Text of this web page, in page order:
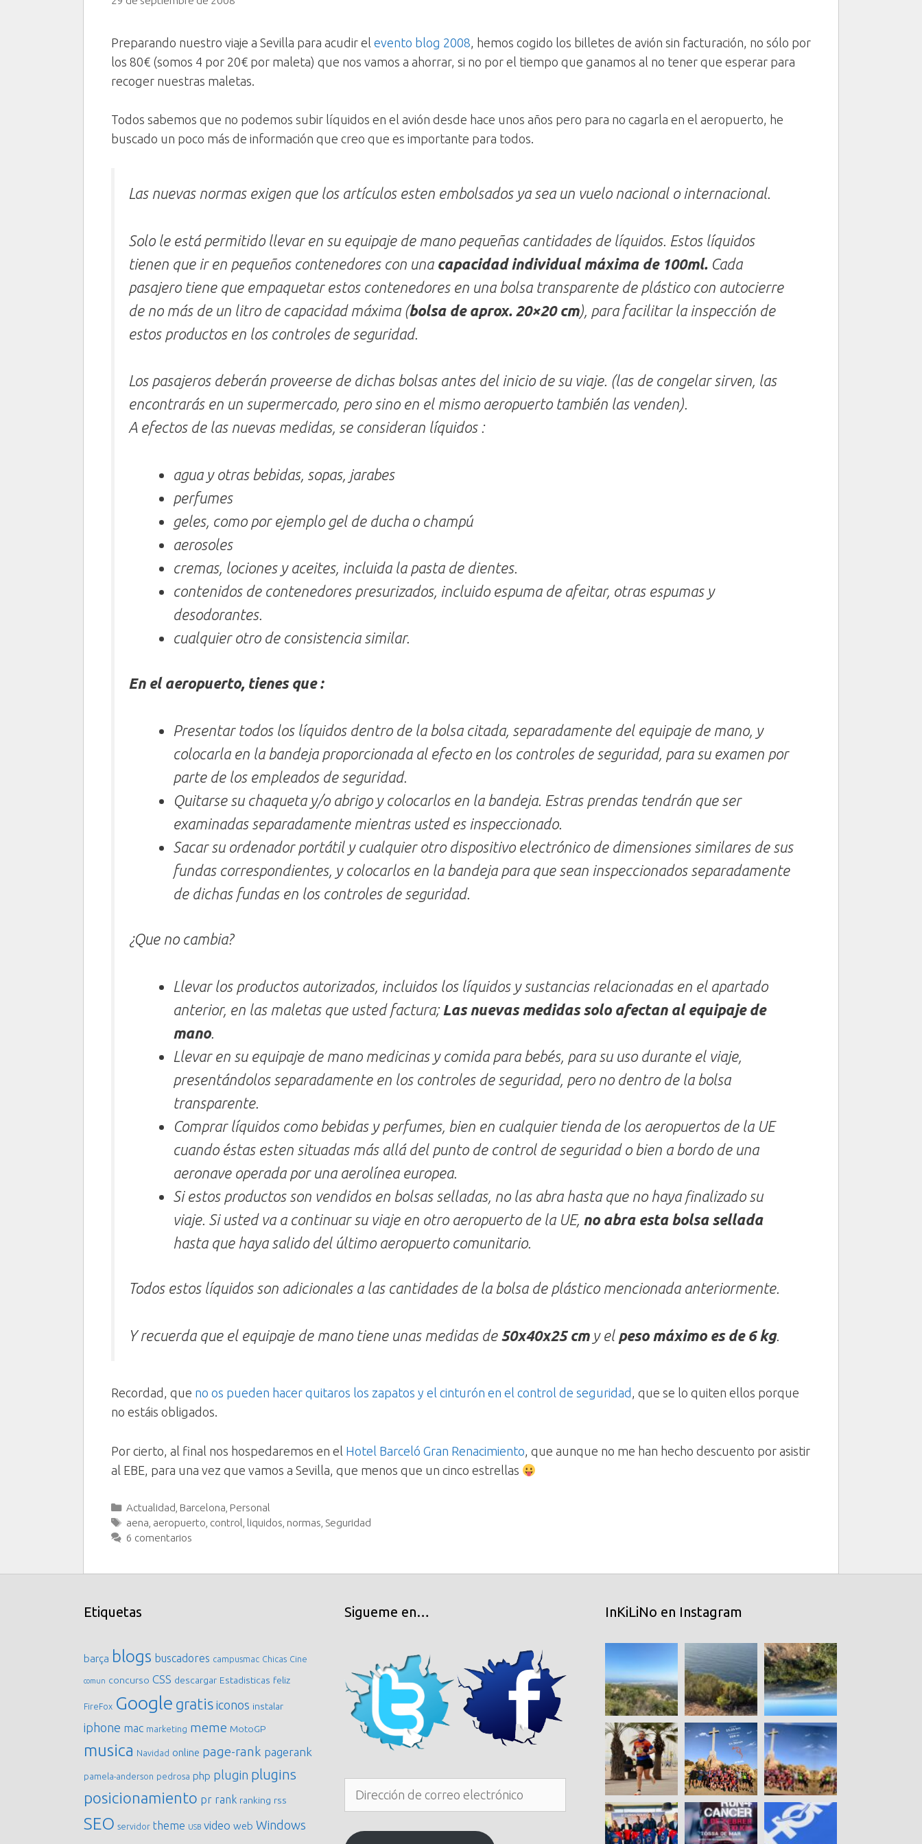
Preparando nuestro viaje a Sevilla para acudir el evento blog 2008 , hemos cogido los billetes de avión sin facturación, no sólo por
los 80€ (somos 4 por 20€ por maleta) que nos vamos a ahorrar, si no por el tiempo que ganamos al no tener que esperar para
recoger nuestras maletas.
Todos sabemos que no podemos subir líquidos en el avión desde hace unos años pero para no cagarla en el aeropuerto, he
buscado un poco más de información que creo que es importante para todos.
Las nuevas normas exigen que los artículos esten embolsados ya sea un vuelo nacional o internacional.
Solo le está permitido llevar en su equipaje de mano pequeñas cantidades de líquidos. Estos líquidos
tienen que ir en pequeños contenedores con una capacidad individual máxima de 100ml.Cada
pasajero tiene que empaquetar estos contenedores en una bolsa transparente de plástico con autocierre
de no más de un litro de capacidad máxima (bolsa de aprox. 20×20 cm), para facilitar la inspección de
estos productos en los controles de seguridad.
Los pasajeros deberán proveerse de dichas bolsas antes del inicio de su viaje. (las de congelar sirven, las
encontrarás en un supermercado, pero sino en el mismo aeropuerto también las venden).
A efectos de las nuevas medidas, se consideran líquidos :
agua y otras bebidas, sopas, jarabes
perfumes
geles, como por ejemplo gel de ducha o champú
aerosoles
cremas, lociones y aceites, incluida la pasta de dientes.
contenidos de contenedores presurizados, incluido espuma de afeitar, otras espumas y
desodorantes.
cualquier otro de consistencia similar.
En el aeropuerto, tienes que :
Presentar todos los líquidos dentro de la bolsa citada, separadamente del equipaje de mano, y
colocarla en la bandeja proporcionada al efecto en los controles de seguridad, para su examen por
parte de los empleados de seguridad.
Quitarse su chaqueta y/o abrigo y colocarlos en la bandeja. Estras prendas tendrán que ser
examinadas separadamente mientras usted es inspeccionado.
Sacar su ordenador portátil y cualquier otro dispositivo electrónico de dimensiones similares de sus
fundas correspondientes, y colocarlos en la bandeja para que sean inspeccionados separadamente
de dichas fundas en los controles de seguridad.
¿Que no cambia?
Llevar los productos autorizados, incluidos los líquidos y sustancias relacionadas en el apartado
anterior, en las maletas que usted factura;Las nuevas medidas solo afectan al equipaje de
mano.
Llevar en su equipaje de mano medicinas y comida para bebés, para su uso durante el viaje,
presentándolos separadamente en los controles de seguridad, pero no dentro de la bolsa
transparente.
Comprar líquidos como bebidas y perfumes, bien en cualquier tienda de los aeropuertos de la UE
cuando éstas esten situadas más allá del punto de control de seguridad o bien a bordo de una
aeronave operada por una aerolínea europea.
Si estos productos son vendidos en bolsas selladas, no las abra hasta que no haya finalizado su
viaje. Si usted va a continuar su viaje en otro aeropuerto de la UE, no abra esta bolsa sellada
hasta que haya salido del último aeropuerto comunitario.
Todos estos líquidos son adicionales a las cantidades de la bolsa de plástico mencionada anteriormente.
Y recuerda que el equipaje de mano tiene unas medidas de 50x40x25 cmy el peso máximo es de 6 kg.
Recordad, que no os pueden hacer quitaros los zapatos y el cinturón en el control de seguridad , que se lo quiten ellos porque
no estáis obligados.
Por cierto, al final nos hospedaremos en el Hotel Barceló Gran Renacimiento , que aunque no me han hecho descuento por asistir
al EBE, para una vez que vamos a Sevilla, que menos que un cinco estrellas
Categorías
Actualidad, Barcelona, Personal
Etiquetas
aena, aeropuerto, control, liquidos, normas,Seguridad
6 comentarios
Etiquetas
barça blogs buscadores campusmac Chicas Cine
comun concurso CSS descargar Estadisticas feliz
FireFox Google gratis iconos instalar
iphone mac marketing meme MotoGP
musica Navidad online page-rank pagerank
pamela-anderson pedrosa php plugin plugins
posicionamiento pr rank ranking rss
SEO servidor theme USB video web Windows
Sigueme en… InKiLiNo en Instagram